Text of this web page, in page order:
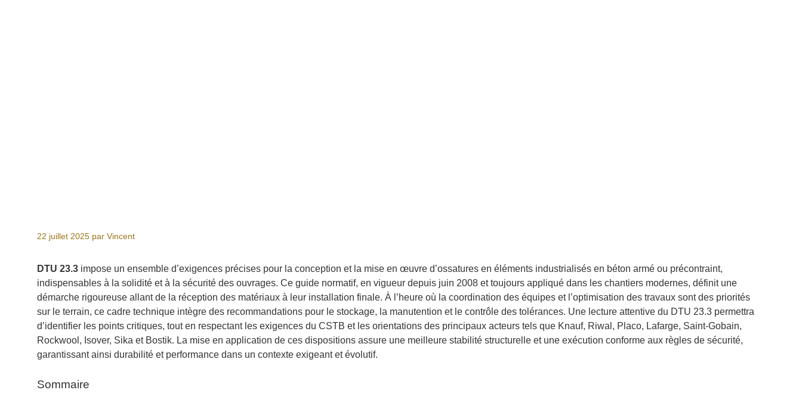
22 juillet 2025 par Vincent
DTU 23.3 impose un ensemble d’exigences précises pour la conception et la mise en œuvre d’ossatures en éléments industrialisés en béton armé ou précontraint,
indispensables à la solidité et à la sécurité des ouvrages. Ce guide normatif, en vigueur depuis juin 2008 et toujours appliqué dans les chantiers modernes, définit une
démarche rigoureuse allant de la réception des matériaux à leur installation finale. À l’heure où la coordination des équipes et l’optimisation des travaux sont des priorités
sur le terrain, ce cadre technique intègre des recommandations pour le stockage, la manutention et le contrôle des tolérances. Une lecture attentive du DTU 23.3 permettra
d’identifier les points critiques, tout en respectant les exigences du CSTB et les orientations des principaux acteurs tels que Knauf, Riwal, Placo, Lafarge, Saint-Gobain,
Rockwool, Isover, Sika et Bostik. La mise en application de ces dispositions assure une meilleure stabilité structurelle et une exécution conforme aux règles de sécurité,
garantissant ainsi durabilité et performance dans un contexte exigeant et évolutif.
Sommaire